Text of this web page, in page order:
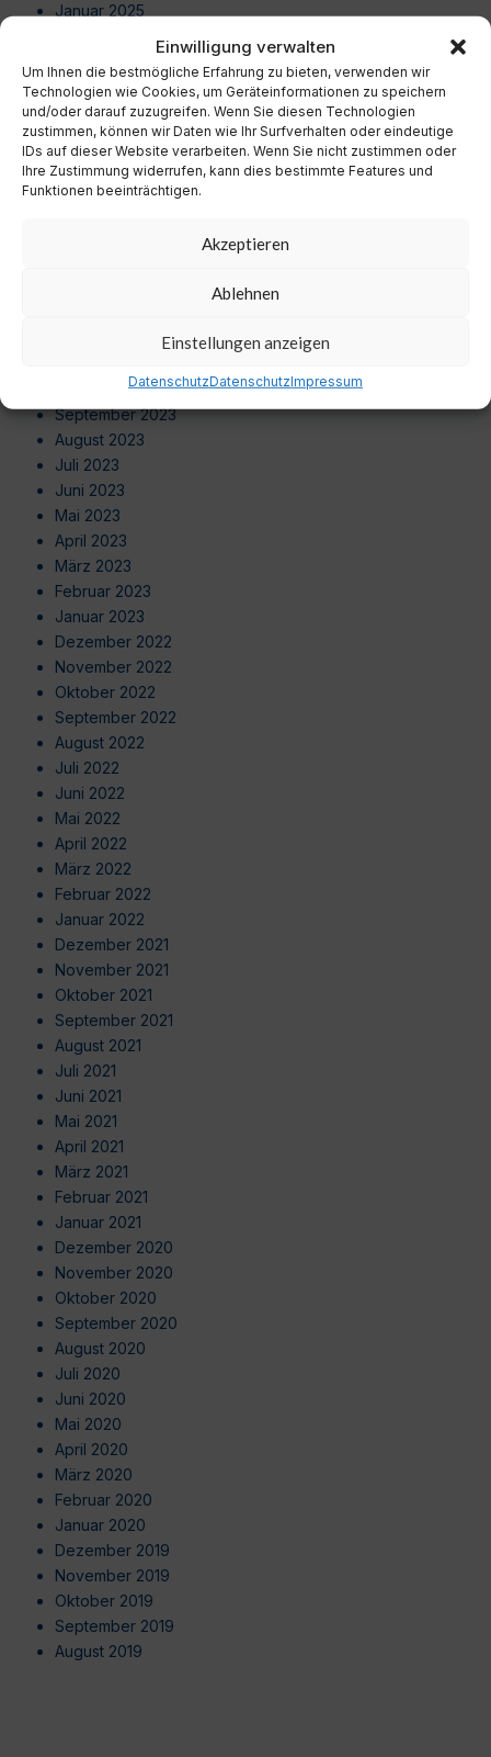
Einwilligung verwalten
Um Ihnen die bestmögliche Erfahrung zu bieten, verwenden wir
Technologien wie Cookies, um Geräteinformationen zu speichern
und/oder darauf zuzugreifen. Wenn Sie diesen Technologien
zustimmen, können wir Daten wie Ihr Surfverhalten oder eindeutige
IDs auf dieser Website verarbeiten. Wenn Sie nicht zustimmen oder
Ihre Zustimmung widerrufen, kann dies bestimmte Features und
Funktionen beeinträchtigen.
Akzeptieren
Ablehnen
Einstellungen anzeigen
DatenschutzDatenschutzImpressum
Januar 2025
Oktober 2024
September 2024
August 2024
Juli 2024
Juni 2024
Dezember 2023
Oktober 2023
September 2023
August 2023
Juli 2023
Juni 2023
Mai 2023
April 2023
März 2023
Februar 2023
Januar 2023
Dezember 2022
November 2022
Oktober 2022
September 2022
August 2022
Juli 2022
Juni 2022
Mai 2022
April 2022
März 2022
Februar 2022
Januar 2022
Dezember 2021
November 2021
Oktober 2021
September 2021
August 2021
Juli 2021
Juni 2021
Mai 2021
April 2021
März 2021
Februar 2021
Januar 2021
Dezember 2020
November 2020
Oktober 2020
September 2020
August 2020
Juli 2020
Juni 2020
Mai 2020
April 2020
März 2020
Februar 2020
Januar 2020
Dezember 2019
November 2019
Oktober 2019
September 2019
August 2019